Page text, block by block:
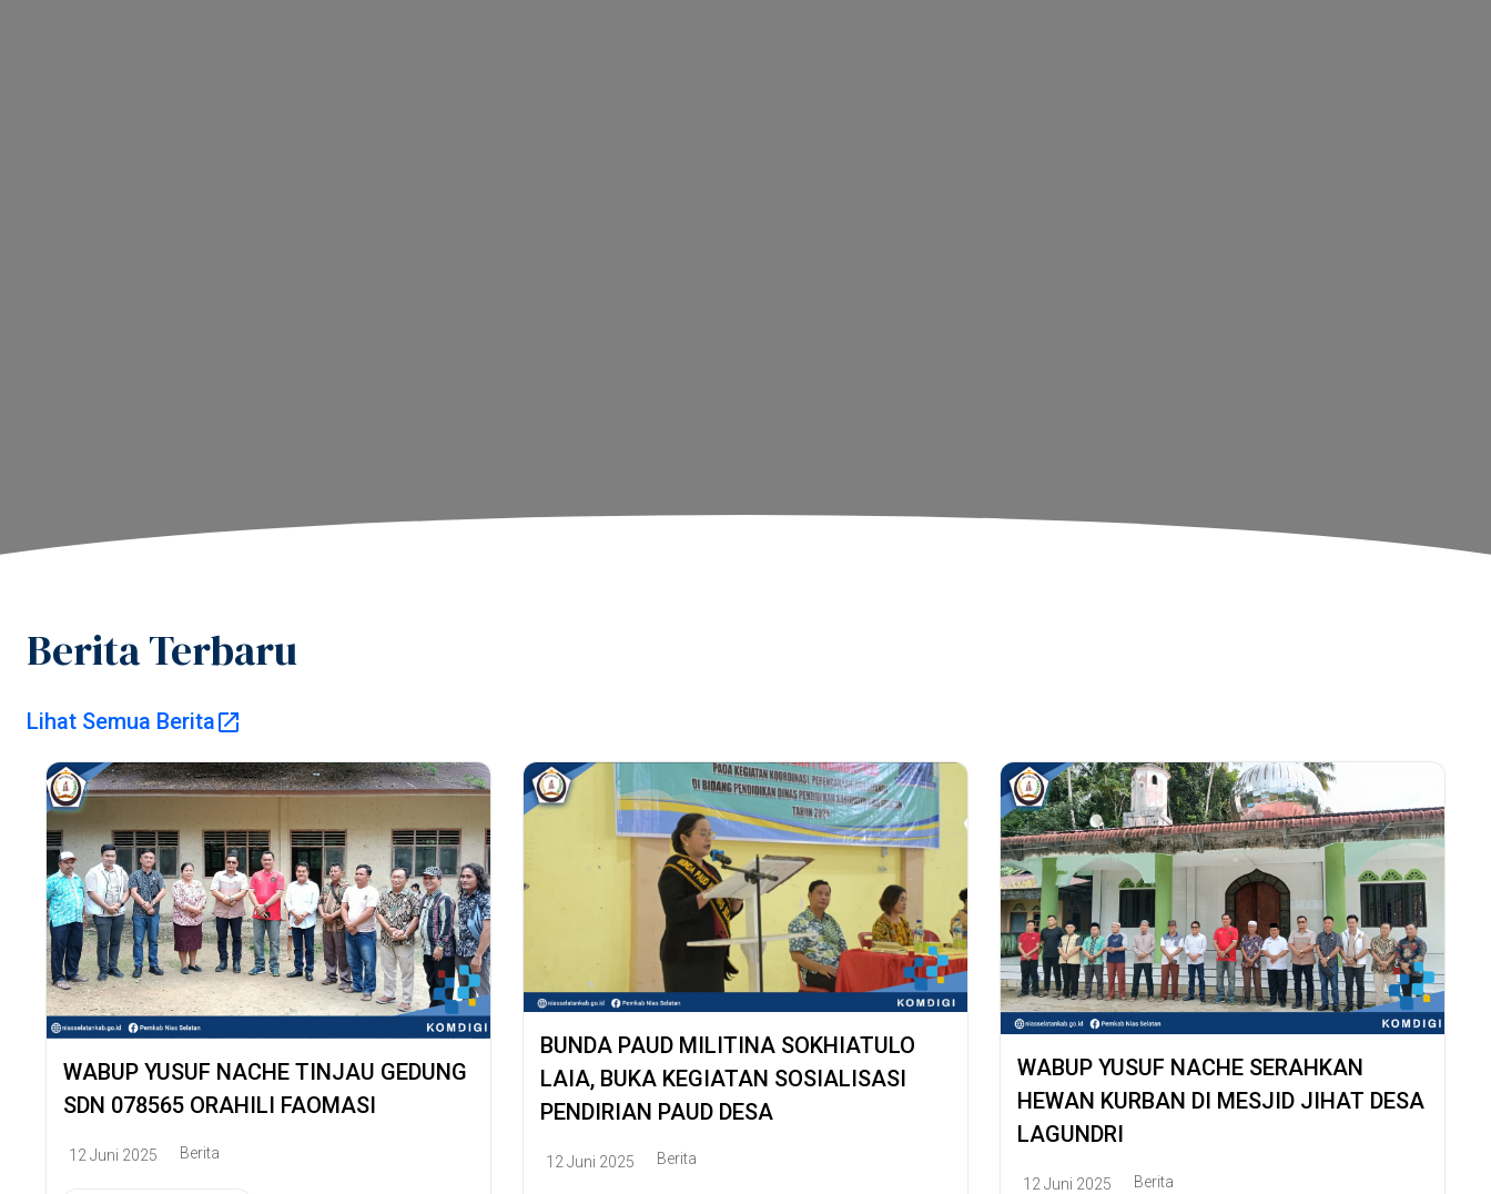
Pemerintah Kabupaten Nias Selatan
Berita Terbaru
Lihat Semua Berita
WABUP YUSUF NACHE TINJAU GEDUNG
SDN 078565 ORAHILI FAOMASI
12 Juni 2025 Berita
BUNDA PAUD MILITINA SOKHIATULO
LAIA, BUKA KEGIATAN SOSIALISASI
PENDIRIAN PAUD DESA
12 Juni 2025 Berita
WABUP YUSUF NACHE SERAHKAN
HEWAN KURBAN DI MESJID JIHAT DESA
LAGUNDRI
12 Juni 2025 Berita